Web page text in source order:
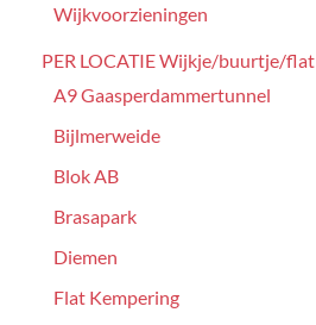
Wijkvoorzieningen
PER LOCATIE Wijkje/buurtje/flat
A9 Gaasperdammertunnel
Bijlmerweide
Blok AB
Brasapark
Diemen
Flat Kempering